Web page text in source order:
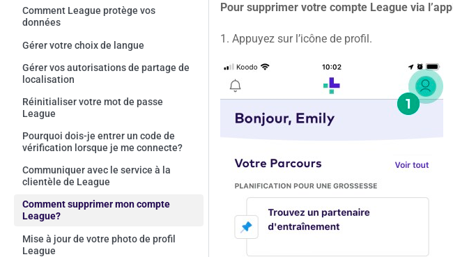
Comment League protège vos
données
Gérer votre choix de langue
Gérer vos autorisations de partage de
localisation
Réinitialiser votre mot de passe
League
Pourquoi dois-je entrer un code de
vérification lorsque je me connecte?
Communiquer avec le service à la
clientèle de League
Comment supprimer mon compte
League?
Mise à jour de votre photo de profil
League
Pour supprimer votre compte League via
1. Appuyez sur l’icône de profil.